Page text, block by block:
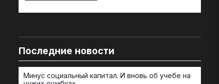
Последние новости
Минус социальный капитал. И вновь об учебе на